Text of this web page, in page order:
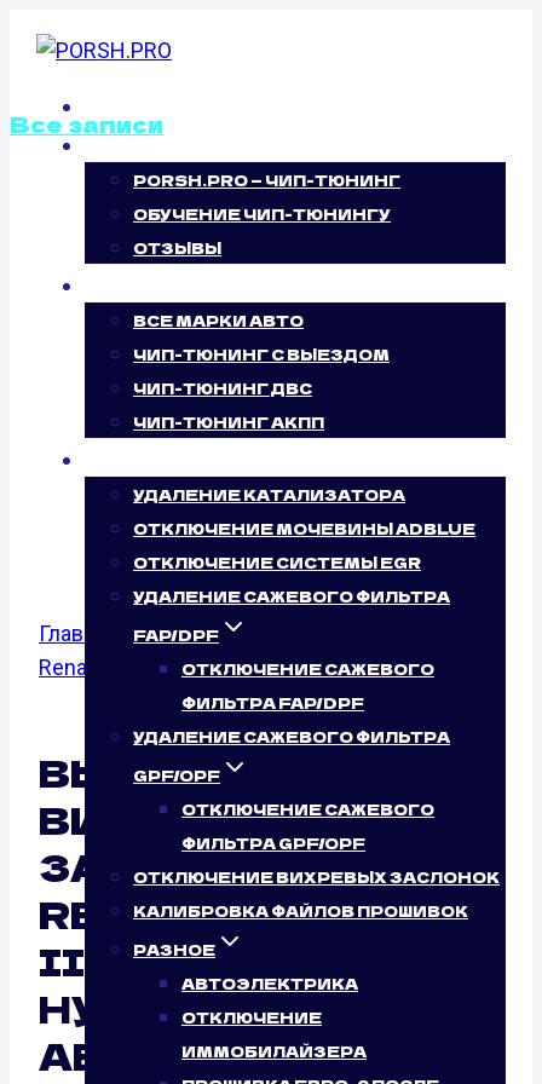
PORSH.PRO — ЧИП-ТЮНИНГ
ОБУЧЕНИЕ ЧИП-ТЮНИНГУ
ОТЗЫВЫ
ВСЕ МАРКИ АВТО
ЧИП-ТЮНИНГ С ВЫЕЗДОМ
ЧИП-ТЮНИНГ ДВС
ЧИП-ТЮНИНГ АКПП
УДАЛЕНИЕ КАТАЛИЗАТОРА
ОТКЛЮЧЕНИЕ МОЧЕВИНЫ ADBLUE
ОТКЛЮЧЕНИЕ СИСТЕМЫ EGR
УДАЛЕНИЕ САЖЕВОГО ФИЛЬТРА
FAP/DPF
ОТКЛЮЧЕНИЕ САЖЕВОГО
ФИЛЬТРА FAP/DPF
УДАЛЕНИЕ САЖЕВОГО ФИЛЬТРА
GPF/OPF
ОТКЛЮЧЕНИЕ САЖЕВОГО
ФИЛЬТРА GPF/OPF
ОТКЛЮЧЕНИЕ ВИХРЕВЫХ ЗАСЛОНОК
КАЛИБРОВКА ФАЙЛОВ ПРОШИВОК
РАЗНОЕ
АВТОЭЛЕКТРИКА
ОТКЛЮЧЕНИЕ
ИММОБИЛАЙЗЕРА
Все записи
ОТКЛЮЧЕНИЕ
ВИХРЕВЫХ
ЗАСЛОНОК
RENAULT CLIO
II, III, IV 1.2 (58
Л.С.)
Главная /Отключение вихревых заслонок
Renault
Clio II,/ 1.2
ВЫКЛЮЧЕНИЕ
ВИХРЕВЫХ
ЗАСЛОНОК
RENAULT CLIO II,
III, IV 1.2 (58 Л.С.):
НУЖНО ЛИ ЭТО
АВТО?